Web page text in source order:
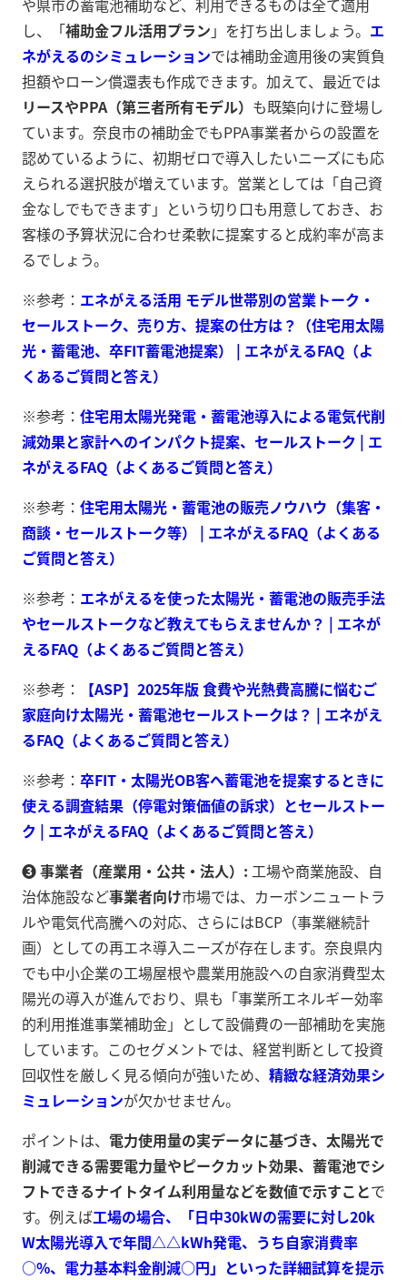
や県市の蓄電池補助など、利用できるものは全て適用
し、「補助金フル活用プラン 」を打ち出しましょう。 エ
ネがえるのシミュレーションでは補助金適用後の実質負
担額やローン償還表も作成できます。加えて、最近では
リースやPPA（第三者所有モデル） も既築向けに登場し
ています。奈良市の補助金でもPPA事業者からの設置を
認めているように、初期ゼロで導入したいニーズにも応
えられる選択肢が増えています。営業としては「自己資
金なしでもできます」という切り口も用意しておき、お
客様の予算状況に合わせ柔軟に提案すると成約率が高ま
るでしょう。
※参考： エネがえる活用 モデル世帯別の営業トーク・
セールストーク、売り方、提案の仕方は？（住宅用太陽
光・蓄電池、卒FIT蓄電池提案） | エネがえるFAQ（よ
くあるご質問と答え）
※参考： 住宅用太陽光発電・蓄電池導入による電気代削
減効果と家計へのインパクト提案、セールストーク | エ
ネがえるFAQ（よくあるご質問と答え）
※参考： 住宅用太陽光・蓄電池の販売ノウハウ（集客・
商談・セールストーク等） | エネがえるFAQ（よくある
ご質問と答え）
※参考： エネがえるを使った太陽光・蓄電池の販売手法
やセールストークなど教えてもらえませんか？ | エネが
えるFAQ（よくあるご質問と答え）
※参考：
【ASP】2025年版 食費や光熱費高騰に悩むご
家庭向け太陽光・蓄電池セールストークは？ | エネがえ
るFAQ（よくあるご質問と答え）
※参考： 卒FIT・太陽光OB客へ蓄電池を提案するときに
使える調査結果（停電対策価値の訴求）とセールストー
ク | エネがえるFAQ（よくあるご質問と答え）
➌ 事業者（産業用・公共・法人）: 工場や商業施設、自
治体施設など事業者向け市場では、カーボンニュートラ
ルや電気代高騰への対応、さらにはBCP（事業継続計
画）としての再エネ導入ニーズが存在します。奈良県内
でも中小企業の工場屋根や農業用施設への自家消費型太
陽光の導入が進んでおり、県も「事業所エネルギー効率
的利用推進事業補助金」として設備費の一部補助を実施
しています。このセグメントでは、経営判断として投資
回収性を厳しく見る傾向が強いため、 精緻な経済効果シ
ミュレーションが欠かせません。
ポイントは、 電力使用量の実データに基づき、太陽光で
削減できる需要電力量やピークカット効果、蓄電池でシ
フトできるナイトタイム利用量などを数値で示すことで
す。例えば工場の場合、「日中30kWの需要に対し20k
W太陽光導入で年間△△kWh発電、うち自家消費率
○%、電力基本料金削減○円」といった詳細試算を提示